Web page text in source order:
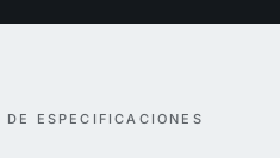
ESPECIFICACIONES